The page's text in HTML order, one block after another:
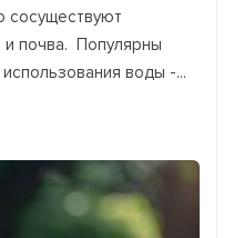
сосуществуют
и почва. Популярны
воды -...